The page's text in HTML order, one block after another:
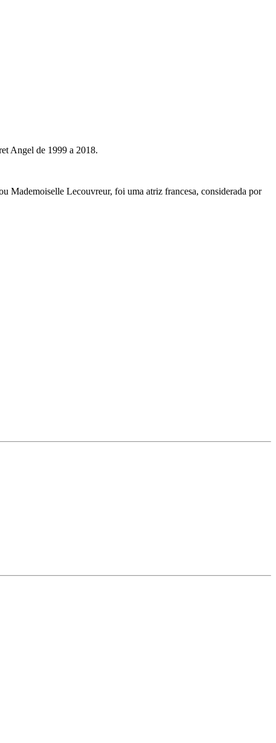
Angel de 1999 a 2018.
Mademoiselle Lecouvreur, foi uma atriz francesa, considerada por